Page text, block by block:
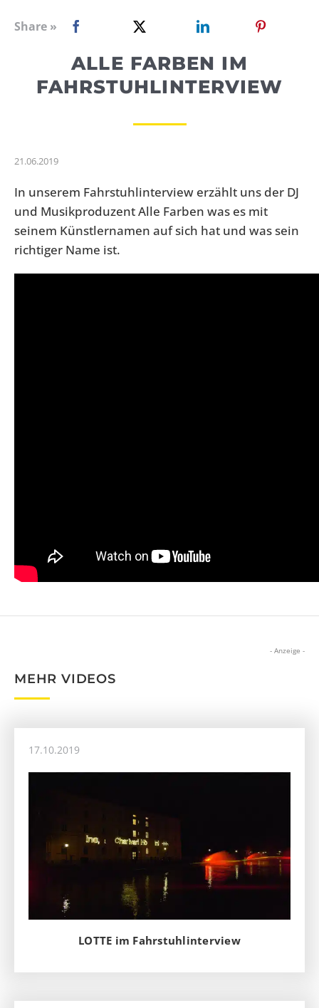
WEBRADIO
Share »
ALLE FARBEN IM
FAHRSTUHLINTERVIEW
21.06.2019
In unserem Fahrstuhlinterview erzählt uns der DJ
und Musikproduzent Alle Farben was es mit
seinem Künstlernamen auf sich hat und was sein
richtiger Name ist.
- Anzeige -
MEHR VIDEOS
17.10.2019
LOTTE im Fahrstuhlinterview